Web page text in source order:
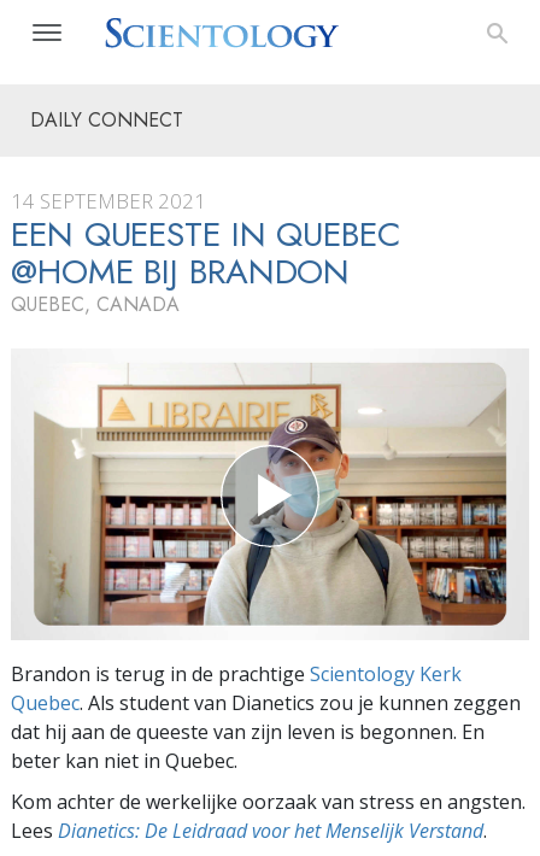
DAILY CONNECT
14 SEPTEMBER 2021
EEN QUEESTE IN QUEBEC
@HOME BIJ BRANDON
QUEBEC, CANADA
Brandon is terug in de prachtige Scientology Kerk
Quebec. Als student van Dianetics zou je kunnen zeggen
dat hij aan de queeste van zijn leven is begonnen. En
beter kan niet in Quebec.
Kom achter de werkelijke oorzaak van stress en angsten.
Lees Dianetics: De Leidraad voor het Menselijk Verstand.